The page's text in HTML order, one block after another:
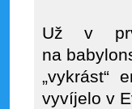
Už v
na
„vykrást“
vyvíjelo v